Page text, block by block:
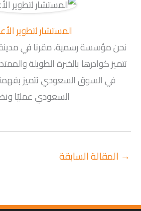
المستشار لتطوير
نحن مؤسسة رسمية، مقرنا في مدينة
في السوق السعودي نتميز
السعودي عمليًا
→ المقالة السابقة